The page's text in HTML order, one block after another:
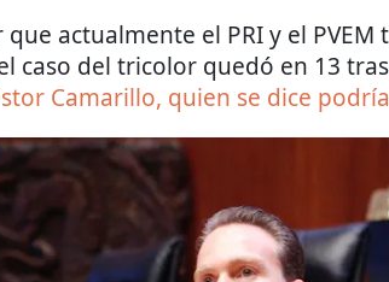
actualmente el PRI y el
caso del tricolor quedó en 13
Camarillo, quien se dice